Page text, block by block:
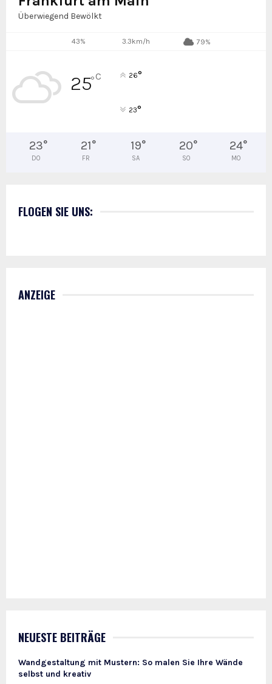
Überwiegend Bewölkt
43% 3.3km/h 79%
25°C 26°
23°
23°
DO
21°
FR
19°
SA
20°
SO
24°
MO
FLOGEN SIE UNS:
ANZEIGE
NEUESTE BEITRÄGE
Wandgestaltung mit Mustern: So malen Sie Ihre Wände
selbst und kreativ